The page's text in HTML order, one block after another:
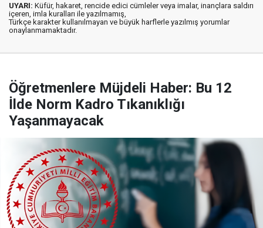
UYARI: Küfür, hakaret, rencide edici cümleler veya imalar, inançlara saldırı
içeren, imla kuralları ile yazılmamış,
Türkçe karakter kullanılmayan ve büyük harflerle yazılmış yorumlar
onaylanmamaktadır.
Öğretmenlere Müjdeli Haber: Bu 12
İlde Norm Kadro Tıkanıklığı
Yaşanmayacak